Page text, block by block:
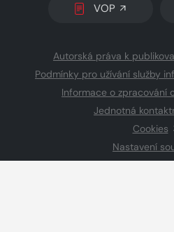
VOP
Autorská práva k
Podmínky pro užívání služby
Informace o zpracování
Jednotná
Cookies
Nastavení
Inzerce